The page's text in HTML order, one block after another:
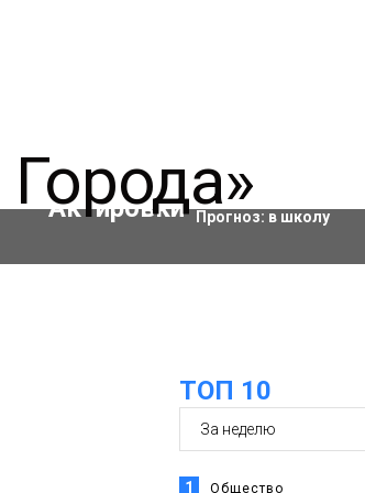
Актировки
Прогноз: в школу
ТОП 10
1 Общество